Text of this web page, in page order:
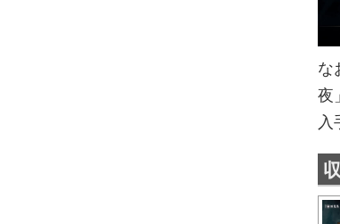
な
夜
入